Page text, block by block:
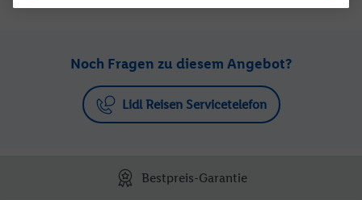
Noch Fragen zu diesem Angebot?
Lidl Reisen Servicetelefon
Bestpreis-Garantie